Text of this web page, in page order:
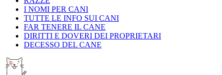
I NOMI PER CANI
TUTTE LE INFO SUI CANI
FAR TENERE IL CANE
DIRITTI E DOVERI DEI PROPRIETARI
DECESSO DEL CANE